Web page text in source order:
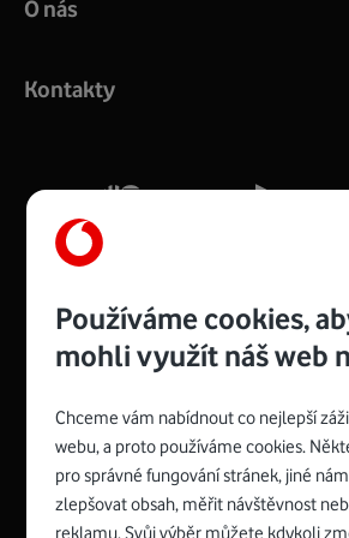
COMPAL CH7465VF
silný signál pro celou domácnost.
Více o COMPAL CH7465VF
Zyxel VMG8623-T50B:
Rozměry modemu jsou 16 x 22 x 7,5
Spojte se s
O nás
Kontakty
Používáme cookies,
mohli využít náš web
Chceme vám nabídnout co nejlepší
webu, a proto používáme cookies.
pro správné fungování stránek, jiné
zlepšovat obsah, měřit návštěvnost
reklamu. Svůj výběr můžete kdykoli